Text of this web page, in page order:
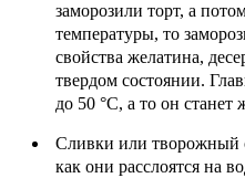
заморозили торт, а
температуры, то
свойства желатина,
твердом состоянии.
до 50 °С, а то он станет
Сливки или творожный
как они расслоятся на